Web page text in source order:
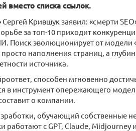
вместо списка ссылок.
Крившук заявил: «смерти
за топ-10 приходит
Поиск эволюционирует от модели
просто наполнения страниц, а
источника.
способен мгновенно
в инструмент опережающего
о компании.
обучающий собственные
работают с GPT, Claude,